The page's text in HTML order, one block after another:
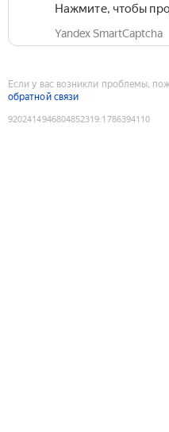
Нажмите, чтобы
Yandex SmartCaptcha
Если у вас возникли проблемы,
обратной связи
9202414946804852319:1786394110